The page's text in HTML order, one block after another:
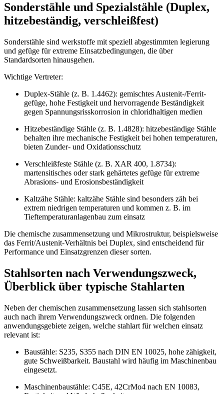
Sonderstähle und Spezialstähle (Duplex,
hitzebeständig, verschleißfest)
Sonderstähle sind werkstoffe mit speziell abgestimmten legierung
und gefüge für extreme Einsatzbedingungen, die über
Standardsorten hinausgehen.
Wichtige Vertreter:
Duplex-Stähle (z. B. 1.4462): gemischtes Austenit-/Ferrit-
gefüge, hohe Festigkeit und hervorragende Beständigkeit
gegen Spannungsrisskorrosion in chloridhaltigen medien
Hitzebeständige Stähle (z. B. 1.4828): hitzebeständige Stähle
behalten ihre mechanische Festigkeit bei hohen temperaturen,
bieten Zunder- und Oxidationsschutz
Verschleißfeste Stähle (z. B. XAR 400, 1.8734):
martensitisches oder stark gehärtetes gefüge für extreme
Abrasions- und Erosionsbeständigkeit
Kaltzähe Stähle: kaltzähe Stähle sind besonders zäh bei
extrem niedrigen temperaturen und kommen z. B. im
Tieftemperaturanlagenbau zum einsatz
Die chemische zusammensetzung und Mikrostruktur, beispielsweise
das Ferrit/Austenit-Verhältnis bei Duplex, sind entscheidend für
Performance und Einsatzgrenzen dieser sorten.
Stahlsorten nach Verwendungszweck,
Überblick über typische Stahlarten
Neben der chemischen zusammensetzung lassen sich stahlsorten
auch nach ihrem Verwendungszweck ordnen. Die folgenden
anwendungsgebiete zeigen, welche stahlart für welchen einsatz
relevant ist:
Baustähle: S235, S355 nach DIN EN 10025, hohe zähigkeit,
gute Schweißbarkeit. Baustahl wird häufig im Maschinenbau
eingesetzt.
Maschinenbaustähle: C45E, 42CrMo4 nach EN 10083,